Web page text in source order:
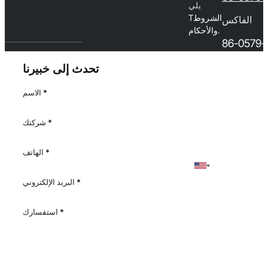
يلي
Tالشروط
والأحكام.
الفاكس
86-0579-
تحدث إلى خبيرنا
الاسم *
شركتك *
الهاتف *
البريد الإلكتروني *
استفسارك *